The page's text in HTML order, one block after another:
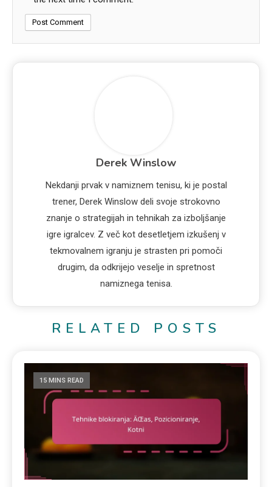
Derek Winslow
Nekdanji prvak v namiznem tenisu, ki je postal
trener, Derek Winslow deli svoje strokovno
znanje o strategijah in tehnikah za izboljšanje
igre igralcev. Z več kot desetletjem izkušenj v
tekmovalnem igranju je strasten pri pomoči
drugim, da odkrijejo veselje in spretnost
namiznega tenisa.
RELATED POSTS
15 MINS READ